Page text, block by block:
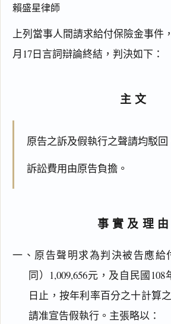
賴盛星律師
上列當事人間請求給付保險金事件
月17日言詞辯論終結，判決如下：
主文
原告之訴及假執行之聲請均駁回
訴訟費用由原告負擔。
事實及理由
一、原告聲明求為判決被告應給
同）1,009,656元，及自民國
日止，按年利率百分之十計算
請准宣告假執行。主張略以：